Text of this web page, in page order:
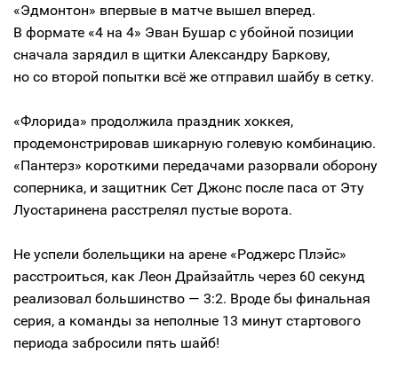
«Эдмонтон» впервые в матче вышел вперед.
В формате «4 на 4» Эван Бушар с убойной позиции
сначала зарядил в щитки Александру Баркову,
но со второй попытки всё же отправил шайбу в сетку.
«Флорида» продолжила праздник хоккея,
продемонстрировав шикарную голевую комбинацию.
«Пантерз» короткими передачами разорвали оборону
соперника, и защитник Сет Джонс после паса от Эту
Луостаринена расстрелял пустые ворота.
Не успели болельщики на арене «Роджерс Плэйс»
расстроиться, как Леон Драйзайтль через 60 секунд
реализовал большинство — 3:2. Вроде бы финальная
серия, а команды за неполные 13 минут стартового
периода забросили пять шайб!